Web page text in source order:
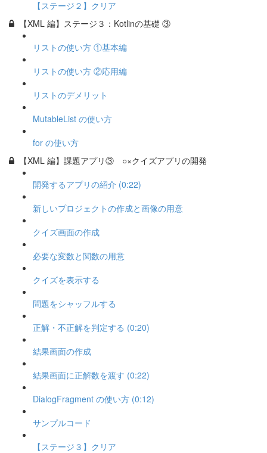
【ステージ２】クリア
【XML 編】ステージ３：Kotlinの基礎 ③
リストの使い方 ①基本編
リストの使い方 ②応用編
リストのデメリット
MutableList の使い方
for の使い方
【XML 編】課題アプリ③ ○×クイズアプリの開発
開発するアプリの紹介 (0:22)
新しいプロジェクトの作成と画像の用意
クイズ画面の作成
必要な変数と関数の用意
クイズを表示する
問題をシャッフルする
正解・不正解を判定する (0:20)
結果画面の作成
結果画面に正解数を渡す (0:22)
DialogFragment の使い方 (0:12)
サンプルコード
【ステージ３】クリア